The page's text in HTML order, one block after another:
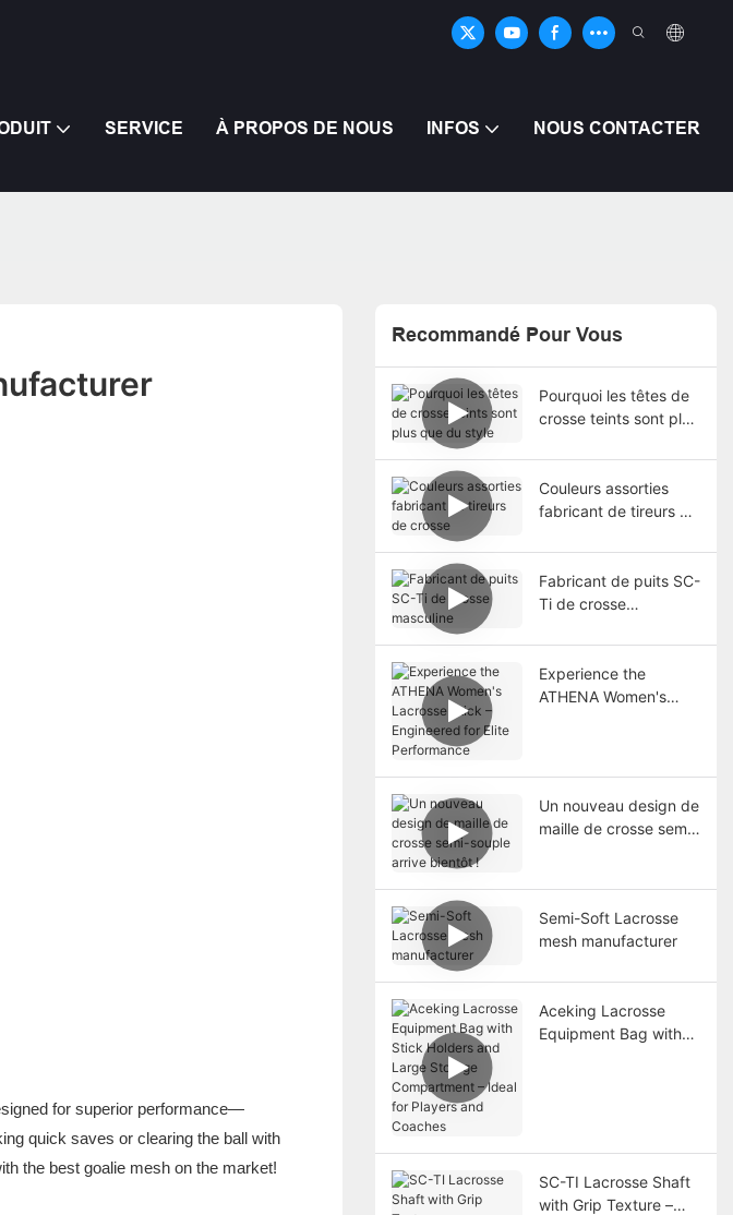
SERVICE À PROPOS DE NOUS INFOS NOUS CONTACTER
for superior performance—
quick saves or clearing the ball with
the best goalie mesh on the market!
Recommandé Pour Vous
Pourquoi les têtes de
crosse teints sont plus
Couleurs assorties
fabricant de tireurs de
Fabricant de puits SC-
Ti de crosse
Experience the
ATHENA Women's
Un nouveau design de
maille de crosse semi-
Semi-Soft Lacrosse
mesh manufacturer
Aceking Lacrosse
Equipment Bag with
SC-TI Lacrosse Shaft
with Grip Texture –